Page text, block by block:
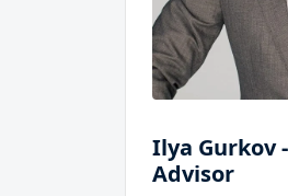
Ilya Gurkov
Advisor